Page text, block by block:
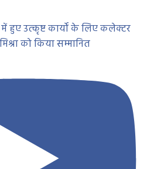
में हुए उत्कृष्ट कार्यों के लिए कलेक्टर
को किया सम्मानित